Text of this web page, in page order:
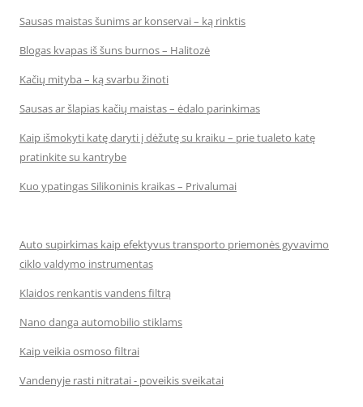
Sausas maistas šunims ar konservai – ką rinktis
Blogas kvapas iš šuns burnos – Halitozė
Kačių mityba – ką svarbu žinoti
Sausas ar šlapias kačių maistas – ėdalo parinkimas
Kaip išmokyti katę daryti į dėžutę su kraiku – prie tualeto katę
pratinkite su kantrybe
Kuo ypatingas Silikoninis kraikas – Privalumai
Auto supirkimas kaip efektyvus transporto priemonės gyvavimo
ciklo valdymo instrumentas
Klaidos renkantis vandens filtrą
Nano danga automobilio stiklams
Kaip veikia osmoso filtrai
Vandenyje rasti nitratai - poveikis sveikatai